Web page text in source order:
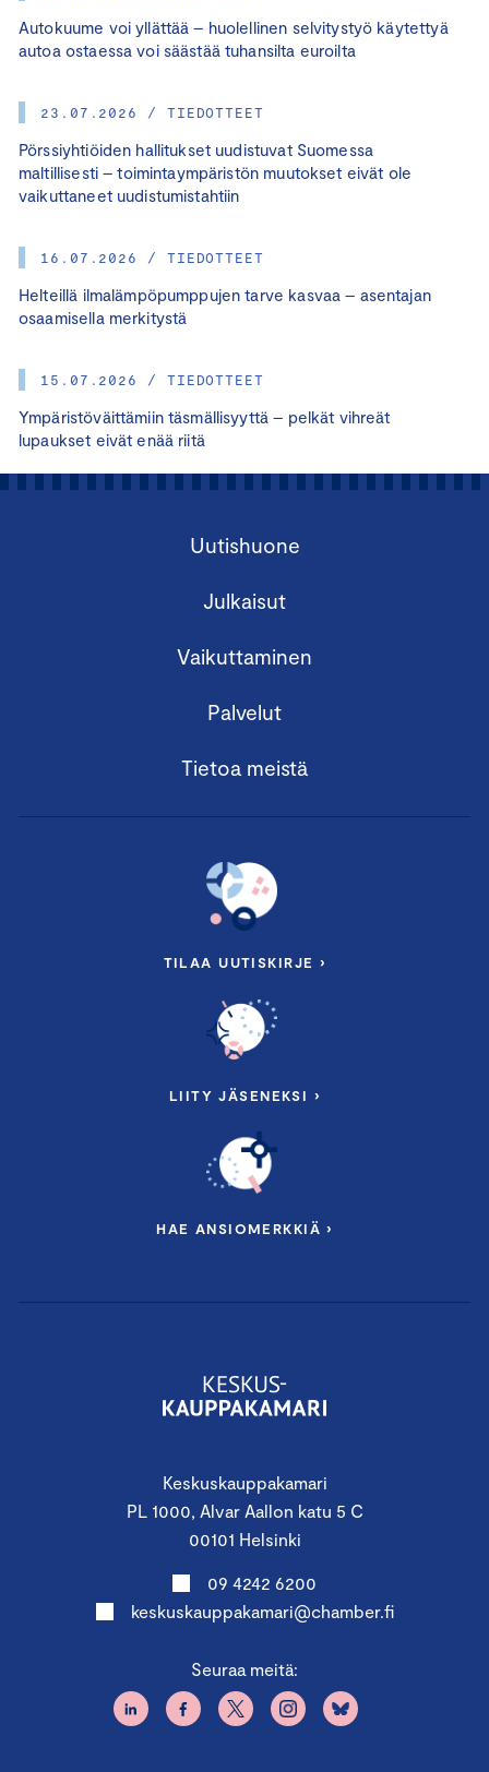
Autokuume voi yllättää – huolellinen selvitystyö käytettyä
autoa ostaessa voi säästää tuhansilta euroilta
23.07.2026 / TIEDOTTEET
Pörssiyhtiöiden hallitukset uudistuvat Suomessa
maltillisesti – toimintaympäristön muutokset eivät ole
vaikuttaneet uudistumistahtiin
16.07.2026 / TIEDOTTEET
Helteillä ilmalämpöpumppujen tarve kasvaa – asentajan
osaamisella merkitystä
15.07.2026 / TIEDOTTEET
Ympäristöväittämiin täsmällisyyttä – pelkät vihreät
lupaukset eivät enää riitä
Keskuskauppakamari
PL 1000, Alvar Aallon katu 5 C
00101 Helsinki
09 4242 6200
keskuskauppakamari@chamber.fi
Seuraa meitä:
Uutishuone
Julkaisut
Vaikuttaminen
Palvelut
Tietoa meistä
TILAA UUTISKIRJE ›
LIITY JÄSENEKSI ›
HAE ANSIOMERKKIÄ ›